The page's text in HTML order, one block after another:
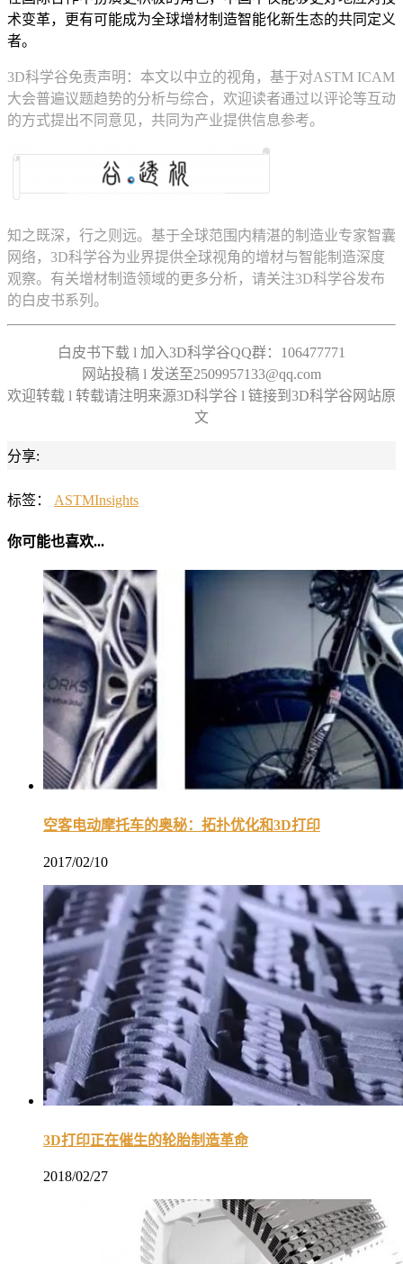
术变革，更有可能成为全球增材制造智能化新生态的共同定义
者。
3D科学谷免责声明：本文以中立的视角，基于对ASTM ICAM
大会普遍议题趋势的分析与综合，欢迎读者通过以评论等互动
的方式提出不同意见，共同为产业提供信息参考。
知之既深，行之则远。基于全球范围内精湛的制造业专家智囊
网络，3D科学谷为业界提供全球视角的增材与智能制造深度
观察。有关增材制造领域的更多分析，请关注3D科学谷发布
的白皮书系列。
白皮书下载 l 加入3D科学谷QQ群：106477771
网站投稿 l 发送至2509957133@qq.com
欢迎转载 l 转载请注明来源3D科学谷 l 链接到3D科学谷网站原
文
分享:
标签： ASTMInsights
你可能也喜欢...
空客电动摩托车的奥秘：拓扑优化和3D打印
2017/02/10
3D打印正在催生的轮胎制造革命
2018/02/27